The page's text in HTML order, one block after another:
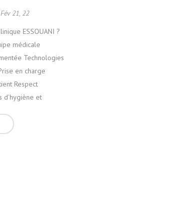
Fév 21, 22
ESSOUANI ?
médicale
Technologies
en charge
Respect
d’hygiène et